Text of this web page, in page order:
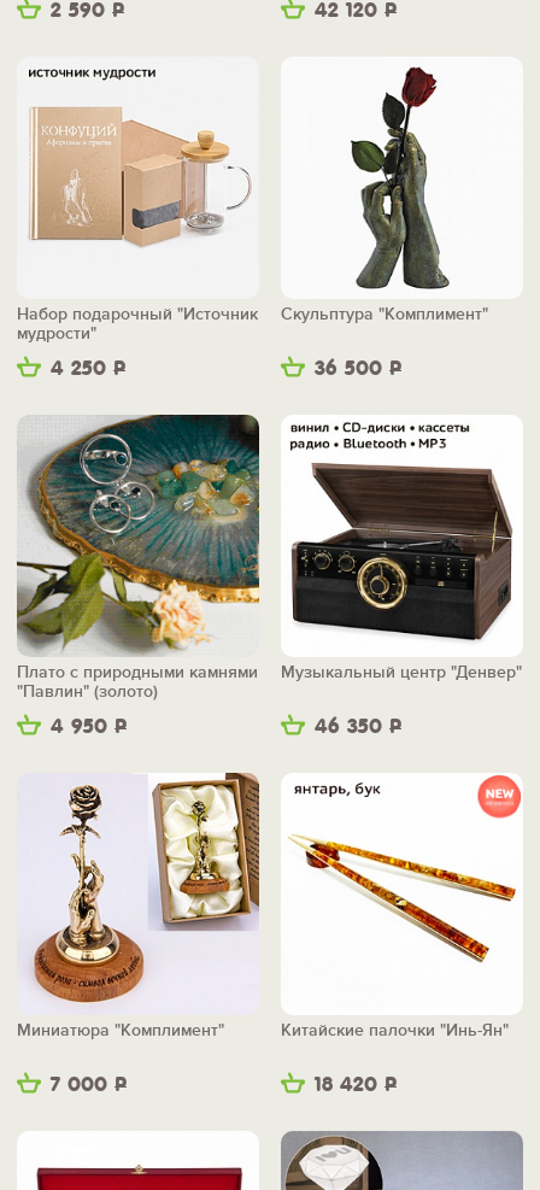
2 590 Р
42 120 Р
4 250 Р
Набор подарочный "Источник
мудрости"
36 500 Р
Скульптура "Комплимент"
4 950 Р
Плато с природными камнями
"Павлин" (золото)
46 350 Р
Музыкальный центр "Денвер"
7 000 Р
Миниатюра "Комплимент"
18 420 Р
Китайские палочки "Инь-Ян"